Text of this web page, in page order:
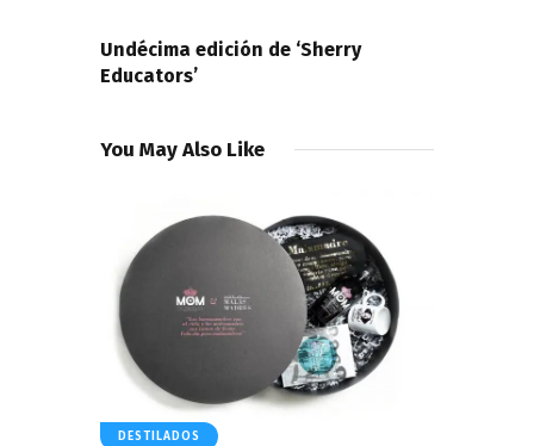
Undécima edición de ‘Sherry
Educators’
You May Also Like
DESTILADOS